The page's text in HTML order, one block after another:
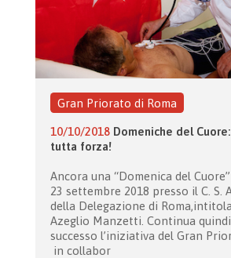
Gran Priorato di Roma
10/10/2018 Domeniche del
tutta forza!
Ancora una “Domenica del
23 settembre 2018 presso il C. S.
della Delegazione di
Azeglio Manzetti. Continua
successo l’iniziativa del Gran
in collabor